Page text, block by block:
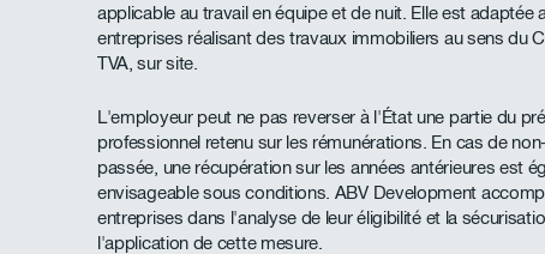
applicable au travail en équipe et de nuit. Elle est adaptée
entreprises réalisant des travaux immobiliers au sens du
TVA, sur site.
L'employeur peut ne pas reverser à l'État une partie du
professionnel retenu sur les rémunérations. En cas de
passée, une récupération sur les années antérieures est
envisageable sous conditions. ABV Development
entreprises dans l'analyse de leur éligibilité et la
l'application de cette mesure.